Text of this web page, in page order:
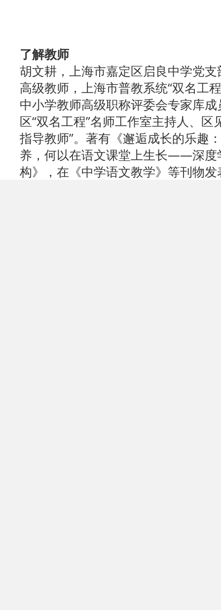
了解教师
胡文耕，上海市嘉定区启良中学党
高级教师，上海市普教系统“双名工
中小学教师高级职称评委会专家库
区“双名工程”名师工作室主持人、区
指导教师”。著有《邂逅成长的乐趣
养，何以在语文课堂上生长——深度
构》，在《中学语文教学》等刊物